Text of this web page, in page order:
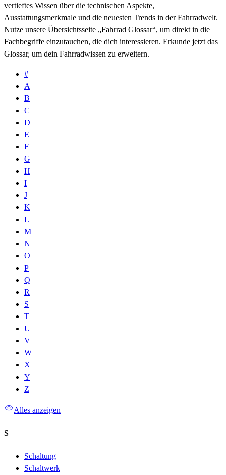
vertieftes Wissen über die technischen Aspekte,
Ausstattungsmerkmale und die neuesten Trends in der Fahrradwelt.
Nutze unsere Übersichtsseite „Fahrrad Glossar“, um direkt in die
Fachbegriffe einzutauchen, die dich interessieren. Erkunde jetzt das
Glossar, um dein Fahrradwissen zu erweitern.
#
A
B
C
D
E
F
G
H
I
J
K
L
M
N
O
P
Q
R
S
T
U
V
W
X
Y
Z
Alles anzeigen
S
Schaltung
Schaltwerk